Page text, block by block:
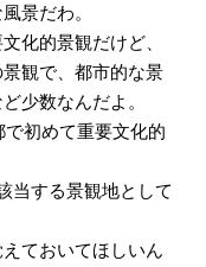
景だわ。
化的景観だけど、
観で、都市的な景
少数なんだよ。
初めて重要文化的
当する景観地として
ておいてほしいん